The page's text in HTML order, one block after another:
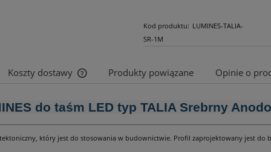
Kod produktu: LUMINES-TALIA-
SR-1M
Koszty dostawy
Cena nie zawiera ewentualnych kosztów
Produkty powiązane Opinie o
do taśm LED typ TALIA Srebrny
który jest do stosowania w budownictwie. Profil zaprojektowany jest do